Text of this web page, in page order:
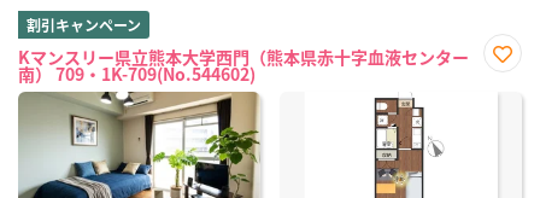
割引キャンペーン
Kマンスリー県立熊本大学西門（熊本県赤十字血液センター
南） 709・1K-709(No.544602)
に入